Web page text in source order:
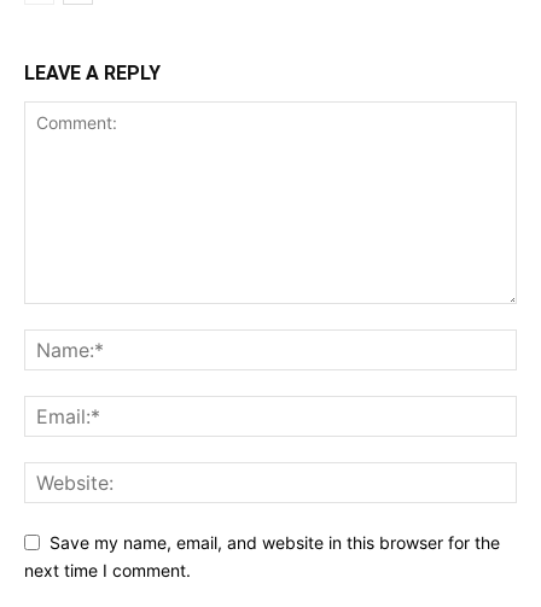
LEAVE A REPLY
Save my name, email, and website in this browser for the
next time I comment.